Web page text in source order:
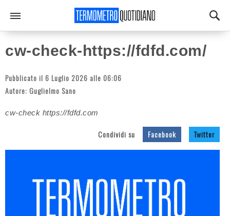
cw-check-https://fdfd.com/
Pubblicato il 6 Luglio 2026 alle 06:06
Autore: Guglielmo Sano
cw-check https://fdfd.com
Condividi su Facebook Twitter